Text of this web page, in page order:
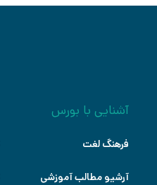
آشنایی با بورس
فرهنگ لغت
آرشیو مطالب آموزشی